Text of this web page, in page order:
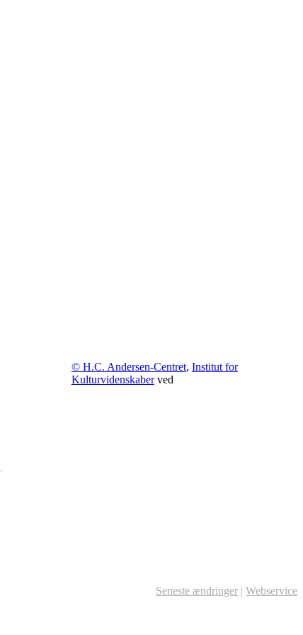
© H.C. Andersen-Centret, Institut for
Kulturvidenskaberved
Seneste ændringer | Webservice